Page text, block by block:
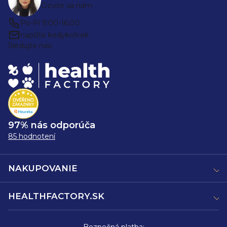
Ozvite sa nám
Po-Pi 9:00-16:00
napíšte kedykoľvek
Sledujte nás:
97% nás odporúča
85 hodnotení
NAKUPOVANIE
HEALTHFACTORY.SK